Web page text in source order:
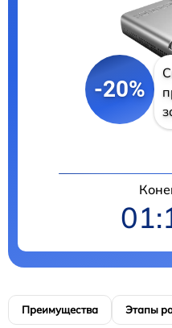
-20%
Преимущества Этапы